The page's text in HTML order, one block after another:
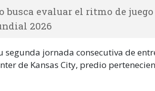
evaluar el ritmo de
2026
segunda jornada consecutiva de
de Kansas City, predio